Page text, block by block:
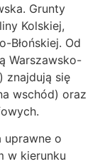
Grunty
Kolskiej,
Błońskiej. Od
Warszawsko-
znajdują się
wschód) oraz
uprawne o
w kierunku